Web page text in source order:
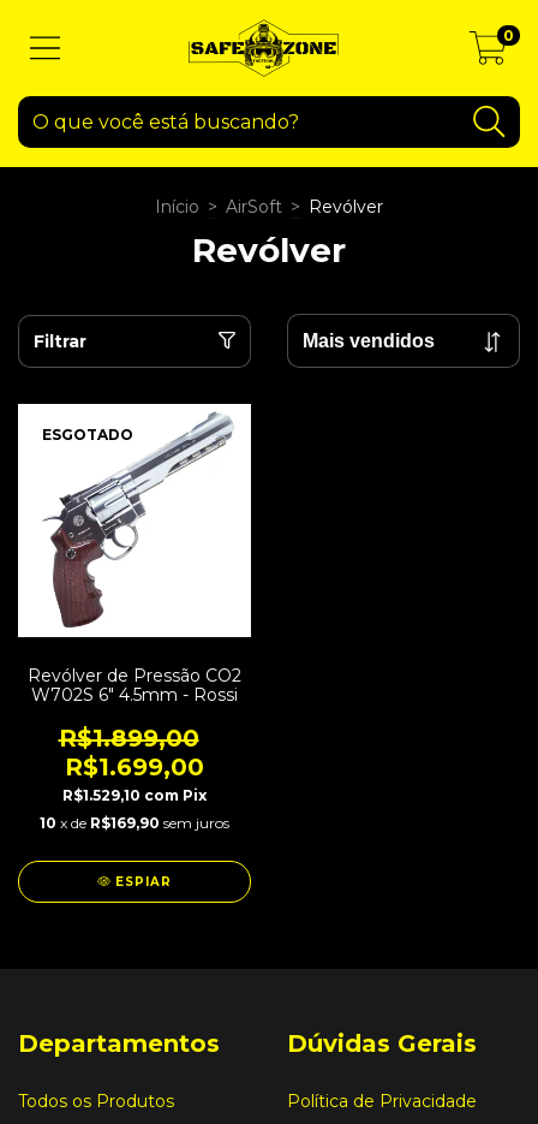
0
Início > AirSoft > Revólver
Revólver
Filtrar
ESGOTADO
Revólver de Pressão CO2
W702S 6" 4.5mm - Rossi
R$1.899,00
R$1.699,00
R$1.529,10 com Pix
10 x de R$169,90 sem juros
ESPIAR
Departamentos
Todos os Produtos
Dúvidas Gerais
Política de Privacidade